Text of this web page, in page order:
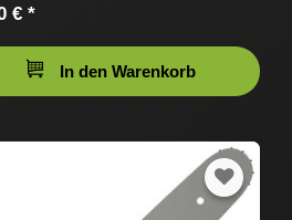
€ *
In den Warenkorb